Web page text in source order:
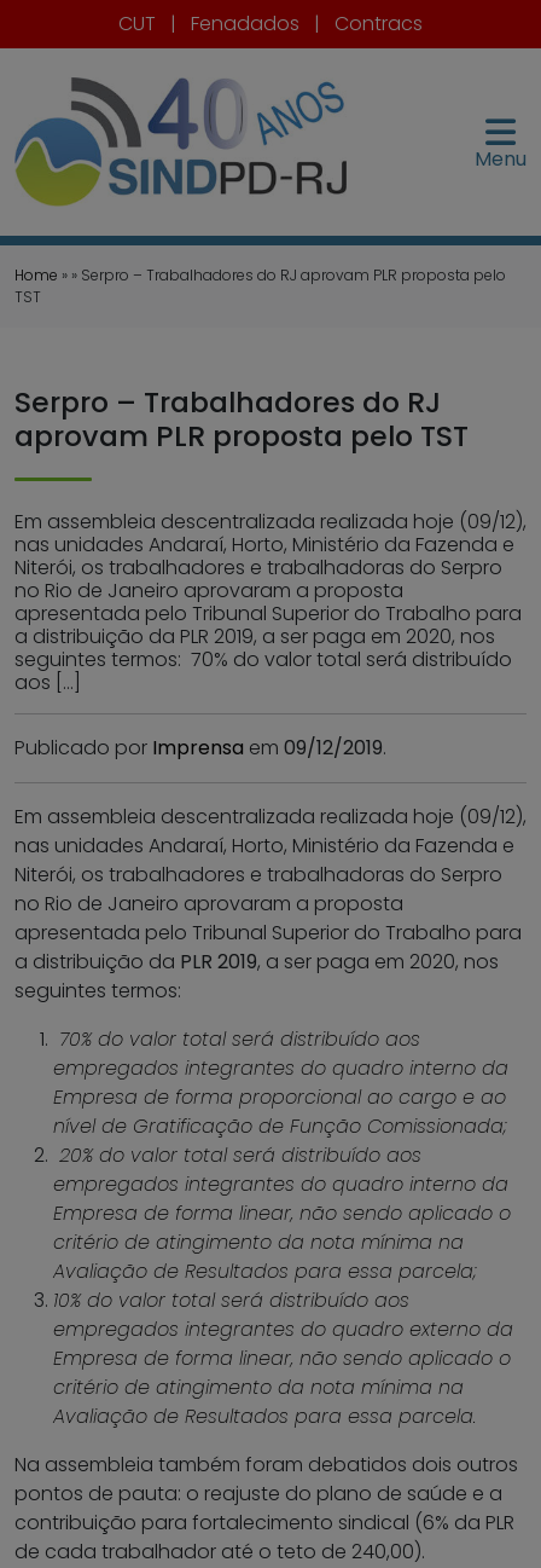
CUT | Fenadados | Contracs
Menu
Home » » Serpro – Trabalhadores do RJ aprovam PLR proposta pelo
TST
Serpro – Trabalhadores do RJ
aprovam PLR proposta pelo TST
Em assembleia descentralizada realizada hoje (09/12),
nas unidades Andaraí, Horto, Ministério da Fazenda e
Niterói, os trabalhadores e trabalhadoras do Serpro
no Rio de Janeiro aprovaram a proposta
apresentada pelo Tribunal Superior do Trabalho para
a distribuição da PLR 2019, a ser paga em 2020, nos
seguintes termos: 70% do valor total será distribuído
aos […]
Publicado por Imprensa em 09/12/2019.
Em assembleia descentralizada realizada hoje (09/12),
nas unidades Andaraí, Horto, Ministério da Fazenda e
Niterói, os trabalhadores e trabalhadoras do Serpro
no Rio de Janeiro aprovaram a proposta
apresentada pelo Tribunal Superior do Trabalho para
a distribuição da PLR 2019, a ser paga em 2020, nos
seguintes termos:
70% do valor total será distribuído aos
empregados integrantes do quadro interno da
Empresa de forma proporcional ao cargo e ao
nível de Gratificação de Função Comissionada;
20% do valor total será distribuído aos
empregados integrantes do quadro interno da
Empresa de forma linear, não sendo aplicado o
critério de atingimento da nota mínima na
Avaliação de Resultados para essa parcela;
10% do valor total será distribuído aos
empregados integrantes do quadro externo da
Empresa de forma linear, não sendo aplicado o
critério de atingimento da nota mínima na
Avaliação de Resultados para essa parcela.
Na assembleia também foram debatidos dois outros
pontos de pauta: o reajuste do plano de saúde e a
contribuição para fortalecimento sindical (6% da PLR
de cada trabalhador até o teto de 240,00).